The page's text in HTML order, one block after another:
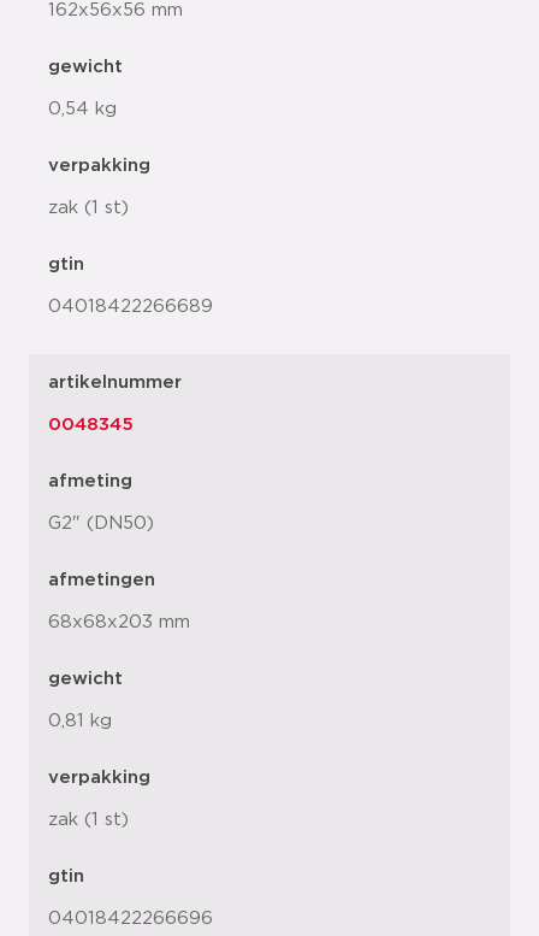
162x56x56 mm
gewicht
0,54 kg
verpakking
zak (1 st)
gtin
04018422266689
artikelnummer
0048345
afmeting
G2" (DN50)
afmetingen
68x68x203 mm
gewicht
0,81 kg
verpakking
zak (1 st)
gtin
04018422266696